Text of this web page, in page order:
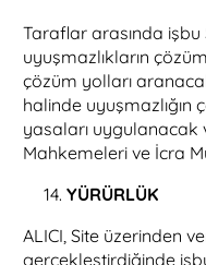
Taraflar arasında
uyuşmazlıkların
çözüm yolları
halinde uyuşmazlığın
yasaları
Mahkemeleri ve İcra
YÜRÜRLÜK
ALICI, Site üzerinden
gerçekleştirdiğinde